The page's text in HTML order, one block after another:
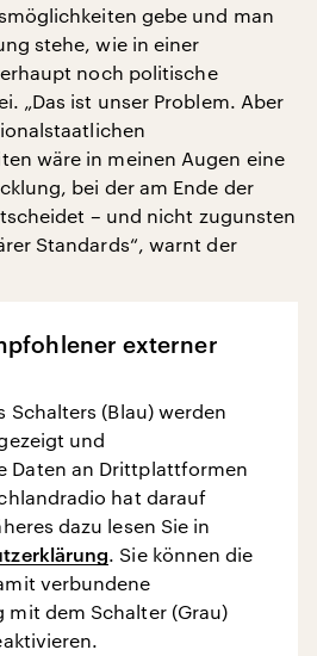
gebe und man
stehe, wie in einer
noch politische
„Das ist unser Problem. Aber
wäre in meinen Augen eine
bei der am Ende der
– und nicht zugunsten
Standards“, warnt der
externer
Schalters (Blau) werden
und
Daten an Drittplattformen
hat darauf
dazu lesen Sie in
. Sie können die
verbundene
dem Schalter (Grau)